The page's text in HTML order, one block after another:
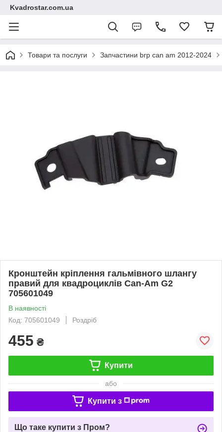
Kvadrostar.com.ua
Товари та послуги Запчастини brp can am 2012-2024
Кронштейн кріплення гальмівного шлангу
правий для квадроциклів Can-Am G2
705601049
В наявності
Код: 705601049
Роздріб
455 ₴
Купити
або
Купити з
Що таке купити з Пром?